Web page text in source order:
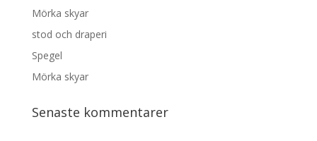
Mörka skyar
stod och draperi
Spegel
Mörka skyar
Senaste kommentarer